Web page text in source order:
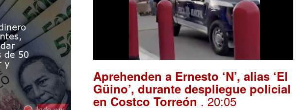
Aprehenden a Ernesto ‘N’, alias ‘El
Güino’, durante despliegue policial
en Costco Torreón . 20:05